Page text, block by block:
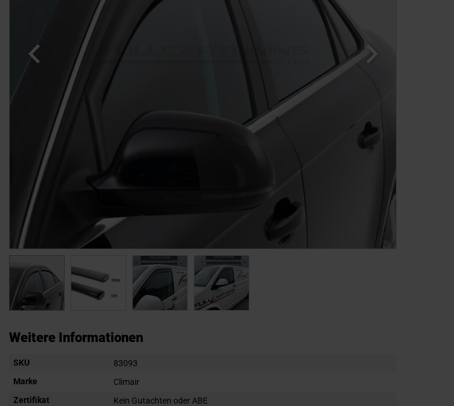
Anfang
Bildgalerie
springen
Weitere Informationen
Weitere
SKU
83093
Marke
Climair
Zertifikat
Kein Gutachten oder ABE